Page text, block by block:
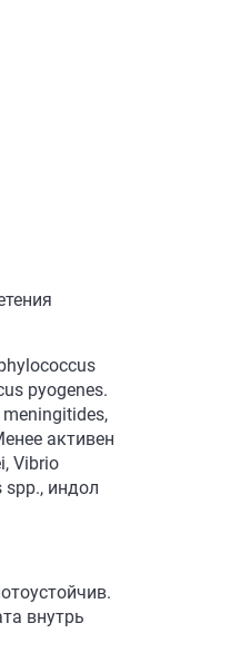
pyogenes.
активен
Vibrio
индол
внутрь